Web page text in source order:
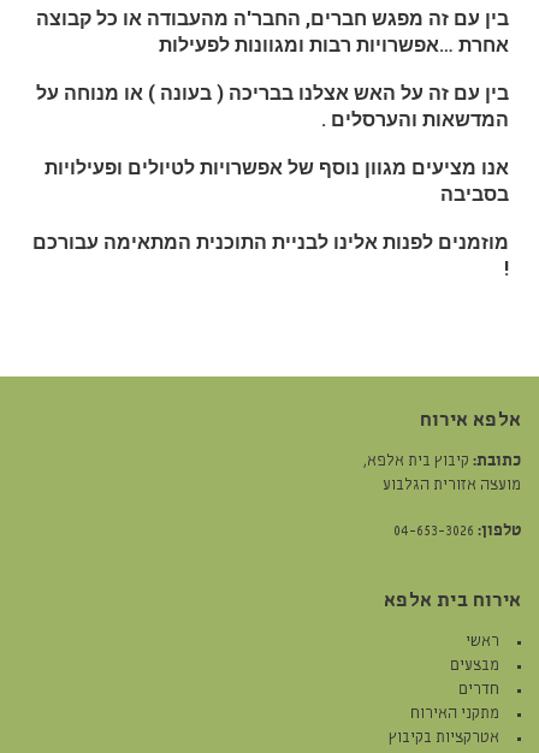
בין עם זה מפגש חברים, החבר'ה מהעבודה או כל קבוצה
אחרת …אפשרויות רבות ומגוונות לפעילות
בין עם זה על האש אצלנו בבריכה ( בעונה ) או מנוחה על
המדשאות והערסלים .
אנו מציעים מגוון נוסף של אפשרויות לטיולים ופעילויות
בסביבה
מוזמנים לפנות אלינו לבניית התוכנית המתאימה עבורכם
!
אלפא אירוח
כתובת: קיבוץ בית אלפא,
מועצה אזורית הגלבוע
טלפון:
אירוח בית אלפא
ראשי
מבצעים
חדרים
מתקני האירוח
אטרקציות בקיבוץ